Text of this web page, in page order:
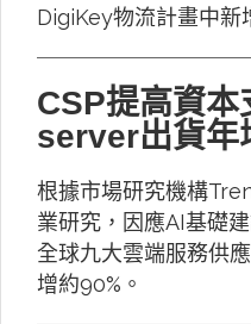
DigiKey物流計畫中新
CSP提高資
server出貨年
根據市場研究機構
業研究，因應AI基礎
全球九大雲端服務供
增約90%。